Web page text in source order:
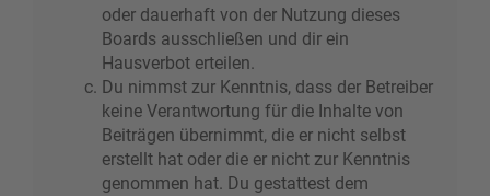
oder dauerhaft von der Nutzung dieses
Boards ausschließen und dir ein
Hausverbot erteilen.
Du nimmst zur Kenntnis, dass der Betreiber
keine Verantwortung für die Inhalte von
Beiträgen übernimmt, die er nicht selbst
erstellt hat oder die er nicht zur Kenntnis
genommen hat. Du gestattest dem